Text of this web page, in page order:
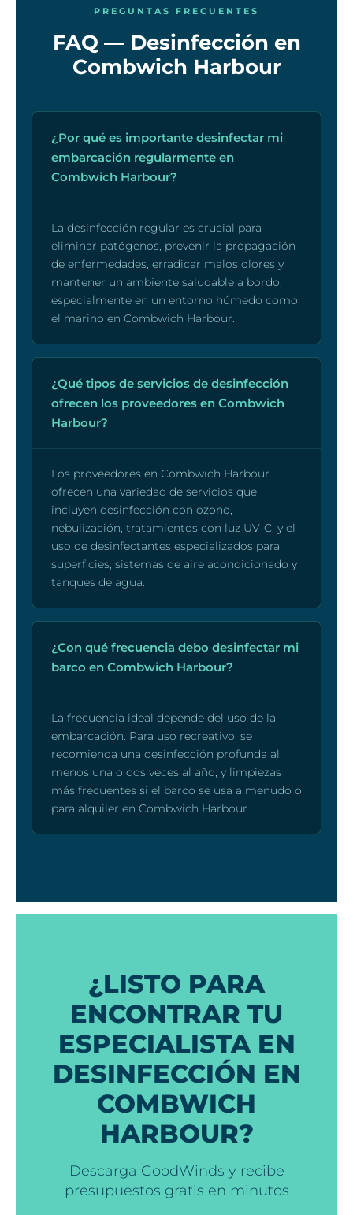
PREGUNTAS FRECUENTES
FAQ — Desinfección en
Combwich Harbour
¿Por qué es importante desinfectar mi
embarcación regularmente en
Combwich Harbour?
La desinfección regular es crucial para
eliminar patógenos, prevenir la propagación
de enfermedades, erradicar malos olores y
mantener un ambiente saludable a bordo,
especialmente en un entorno húmedo como
el marino en Combwich Harbour.
¿Qué tipos de servicios de desinfección
ofrecen los proveedores en Combwich
Harbour?
Los proveedores en Combwich Harbour
ofrecen una variedad de servicios que
incluyen desinfección con ozono,
nebulización, tratamientos con luz UV-C, y el
uso de desinfectantes especializados para
superficies, sistemas de aire acondicionado y
tanques de agua.
¿Con qué frecuencia debo desinfectar mi
barco en Combwich Harbour?
La frecuencia ideal depende del uso de la
embarcación. Para uso recreativo, se
recomienda una desinfección profunda al
menos una o dos veces al año, y limpiezas
más frecuentes si el barco se usa a menudo o
para alquiler en Combwich Harbour.
¿LISTO PARA
ENCONTRAR TU
ESPECIALISTA EN
DESINFECCIÓN EN
COMBWICH
HARBOUR?
Descarga GoodWinds y recibe
presupuestos gratis en minutos